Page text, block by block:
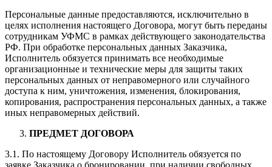
Персональные данные предоставляются, исключительно в
целях исполнения настоящего Договора, могут быть переданы
сотрудникам УФМС в рамках действующего законодательства
РФ. При обработке персональных данных Заказчика,
Исполнитель обязуется принимать все необходимые
организационные и технические меры для защиты таких
персональных данных от неправомерного или случайного
доступа к ним, уничтожения, изменения, блокирования,
копирования, распространения персональных данных, а также
иных неправомерных действий.
ПРЕДМЕТ ДОГОВОРА
3.1. По настоящему Договору Исполнитель обязуется по